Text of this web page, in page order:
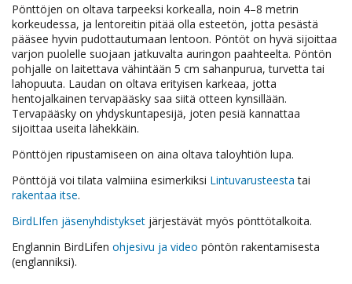
Pönttöjen on oltava tarpeeksi korkealla, noin 4–8 metrin
korkeudessa, ja lentoreitin pitää olla esteetön, jotta pesästä
pääsee hyvin pudottautumaan lentoon. Pöntöt on hyvä sijoittaa
varjon puolelle suojaan jatkuvalta auringon paahteelta. Pöntön
pohjalle on laitettava vähintään 5 cm sahanpurua, turvetta tai
lahopuuta. Laudan on oltava erityisen karkeaa, jotta
hentojalkainen tervapääsky saa siitä otteen kynsillään.
Tervapääsky on yhdyskuntapesijä, joten pesiä kannattaa
sijoittaa useita lähekkäin.
Pönttöjen ripustamiseen on aina oltava taloyhtiön lupa.
Pönttöjä voi tilata valmiina esimerkiksi Lintuvarusteesta tai
rakentaa itse.
BirdLIfen jäsenyhdistykset järjestävät myös pönttötalkoita.
Englannin BirdLifen ohjesivu ja video pöntön rakentamisesta
(englanniksi).